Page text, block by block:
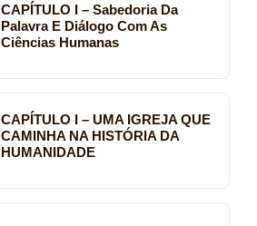
CAPÍTULO I – Sabedoria Da
Palavra E Diálogo Com As
Ciências Humanas
CAPÍTULO I – UMA IGREJA QUE
CAMINHA NA HISTÓRIA DA
HUMANIDADE